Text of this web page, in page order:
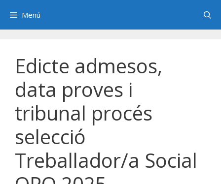
contenido
Menú
Edicte admesos,
data proves i
tribunal procés
selecció
Treballador/a Social